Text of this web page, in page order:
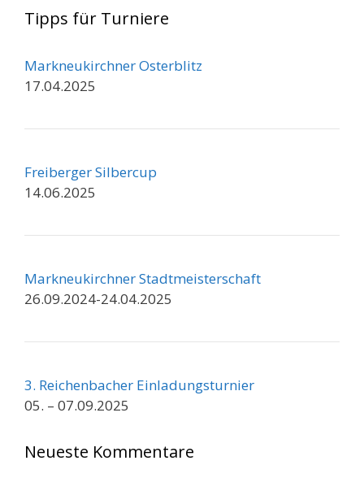
Tipps für Turniere
Markneukirchner Osterblitz
17.04.2025
Freiberger Silbercup
14.06.2025
Markneukirchner Stadtmeisterschaft
26.09.2024-24.04.2025
3. Reichenbacher Einladungsturnier
05. – 07.09.2025
Neueste Kommentare